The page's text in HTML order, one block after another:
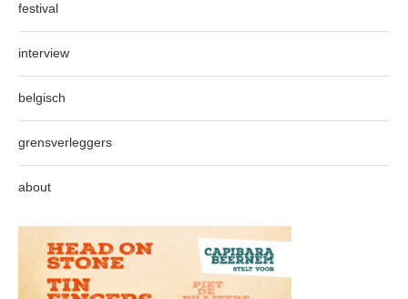
festival
interview
belgisch
grensverleggers
about